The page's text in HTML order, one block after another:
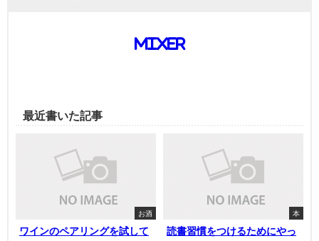
mixer
最近書いた記事
お酒
ワインのペアリングを試して
本
読書習慣をつけるためにやっ